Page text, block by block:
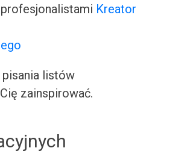
Kreator
listów
zainspirować.